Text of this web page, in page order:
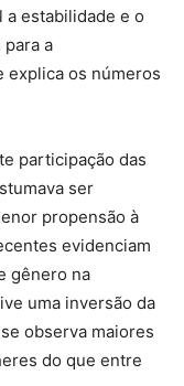
a estabilidade e o
a
explica os números
participação das
ser
propensão à
evidenciam
gênero na
uma inversão da
observa maiores
do que entre